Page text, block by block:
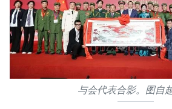
与会代表合影。图自